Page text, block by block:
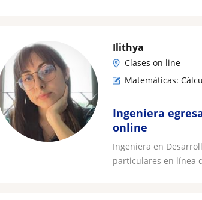
Ilithya
Clases on line
Matemáticas:
Ingeniera
online
Ingeniera en
particulares en línea